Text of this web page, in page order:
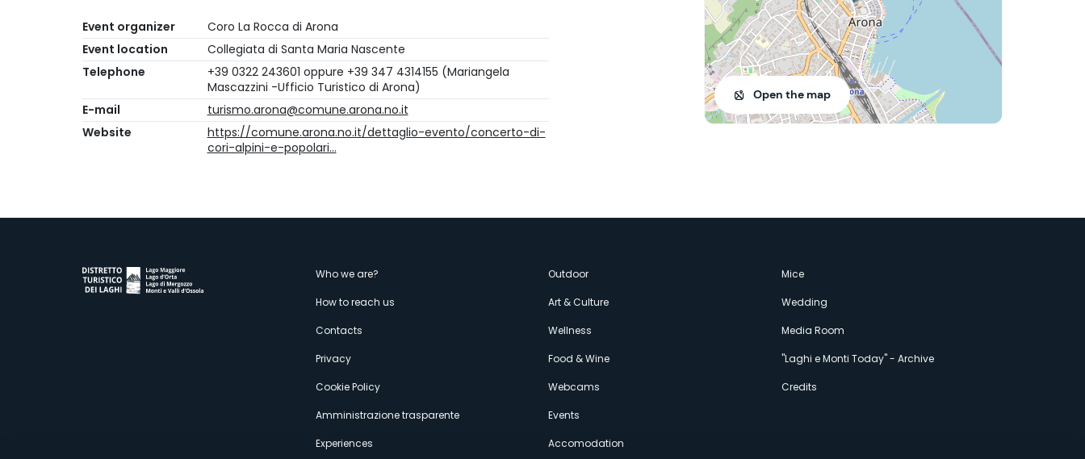
Event organizer
Coro La Rocca di Arona
Event location
Collegiata di Santa Maria Nascente
Telephone
+39 0322 243601 oppure +39 347 4314155 (Mariangela
Mascazzini -Ufficio Turistico di Arona)
E-mail
turismo.arona@comune.arona.no.it
Website
https://comune.arona.no.it/dettaglio-evento/concerto-di-
cori-alpini-e-popolari…
Open the map
Menù
secondario
Who we are?
How to reach us
Contacts
Privacy
Cookie Policy
Amministrazione trasparente
Experiences
Outdoor
Art & Culture
Wellness
Food & Wine
Webcams
Events
Accomodation
Mice
Wedding
Media Room
"Laghi e Monti Today" - Archive
Credits